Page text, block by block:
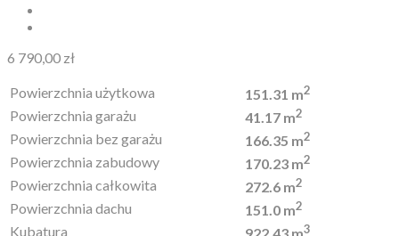
6 790,00 zł
Powierzchnia użytkowa 151.31 m2
Powierzchnia garażu 41.17 m2
Powierzchnia bez garażu 166.35 m2
Powierzchnia zabudowy 170.23 m2
Powierzchnia całkowita 272.6 m2
Powierzchnia dachu 151.0 m2
Kubatura 3